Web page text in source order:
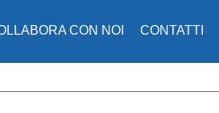
CON NOI CONTATTI